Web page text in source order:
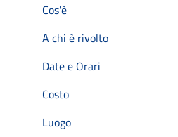
Cos'è
A chi è rivolto
Date e Orari
Costo
Luogo